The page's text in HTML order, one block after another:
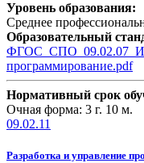
Уровень образования:
Среднее
Образовательный
программирование.pdf
Нормативный срок
Очная форма: 3 г. 10 м.
09.02.11
Разработка и управление